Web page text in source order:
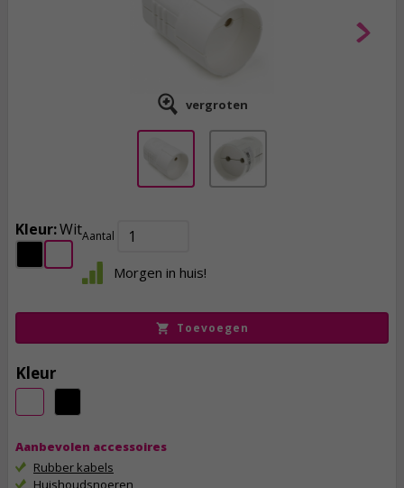
vergroten
Kleur:WitAantal
Morgen in huis!
Toevoegen
Kleur
Aanbevolen accessoires
Rubber kabels
Huishoudsnoeren